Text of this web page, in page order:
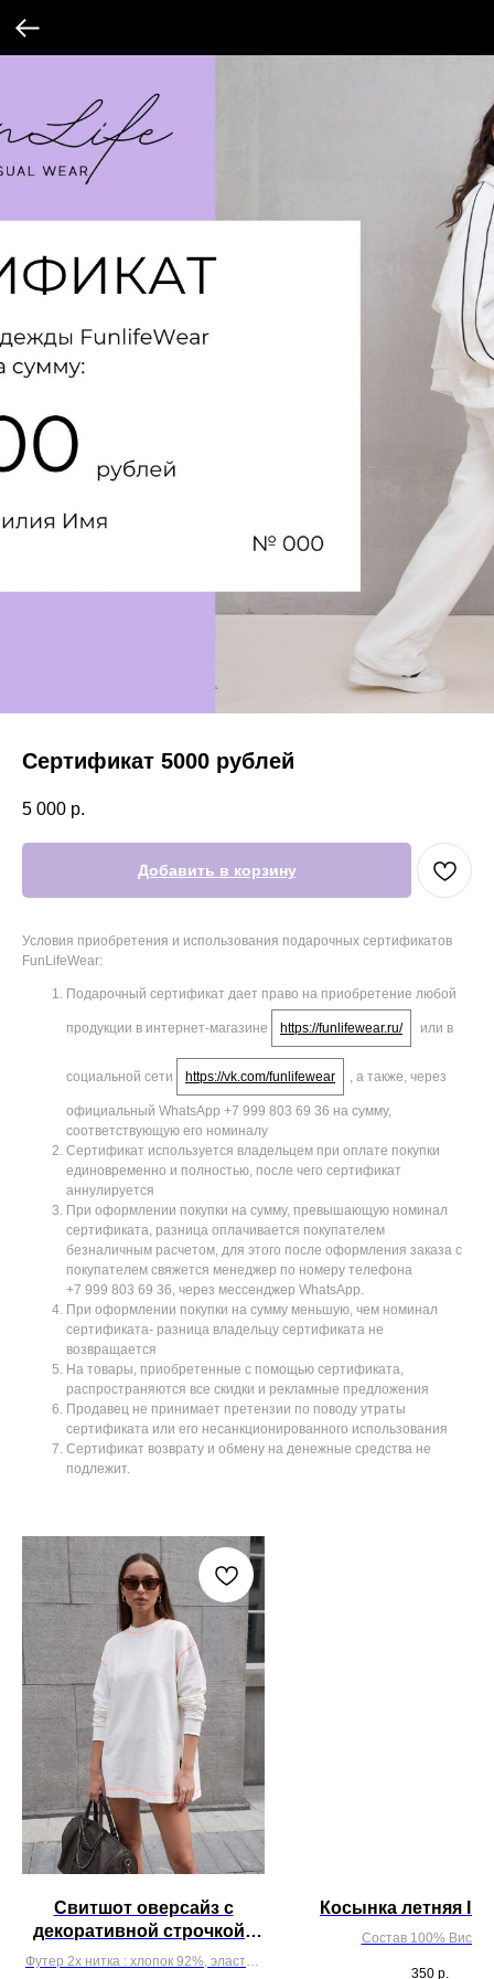
Сертификат 5000 рублей
5 000 р.
Добавить в корзину
Условия приобретения и использования подарочных сертификатов
FunLifeWear:
Подарочный сертификат дает право на приобретение любой
продукции в интернет-магазине https://funlifewear.ru/ или в
социальной сети https://vk.com/funlifewear , а также, через
официальный WhatsApp +7 999 803 69 36 на сумму,
соответствующую его номиналу
Сертификат используется владельцем при оплате покупки
единовременно и полностью, после чего сертификат
аннулируется
При оформлении покупки на сумму, превышающую номинал
сертификата, разница оплачивается покупателем
безналичным расчетом, для этого после оформления заказа с
покупателем свяжется менеджер по номеру телефона
+7 999 803 69 36, через мессенджер WhatsApp.
При оформлении покупки на сумму меньшую, чем номинал
сертификата- разница владельцу сертификата не
возвращается
На товары, приобретенные с помощью сертификата,
распространяются все скидки и рекламные предложения
Продавец не принимает претензии по поводу утраты
сертификата или его несанкционированного использования
Сертификат возврату и обмену на денежные средства не
подлежит.
Свитшот оверсайз с
декоративной строчкой |
Молочный
Футер 2х нитка : хлопок 92%, эластан
Косынка летняя I
Состав 100%
350 р.